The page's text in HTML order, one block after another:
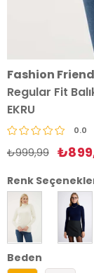
Fashion
Regular Fit
EKRU
0.0
₺999,99
Renk
Beden